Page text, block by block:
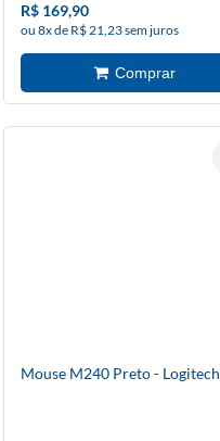
R$ 169,90
ou 8x de R$ 21,23 sem juros
Mouse M240 Preto - Logitech